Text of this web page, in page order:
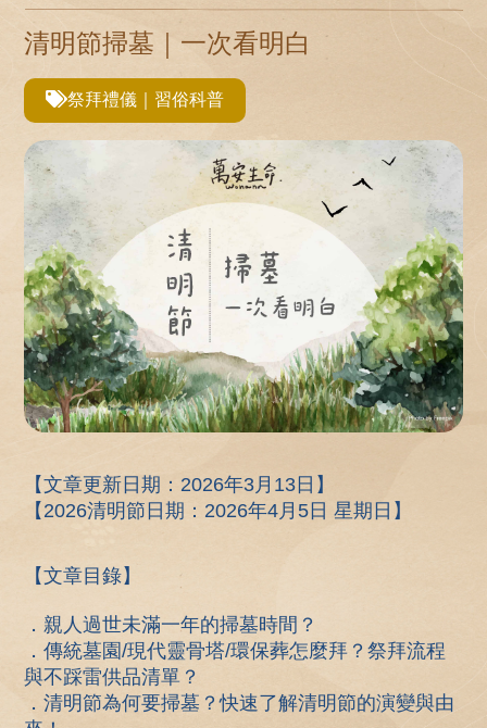
清明節掃墓｜一次看明白
祭拜禮儀｜習俗科普
【文章更新日期：2026年3月13日】
【2026清明節日期：2026年4月5日 星期 日 】
【文章目錄】
．親人過世未滿一年的掃墓時間？
．傳統墓園/現代靈骨塔/環保葬怎麼拜？祭拜流程
與不踩雷供品清單？
．清明節為何要掃墓？快速了解清明節的演變與由